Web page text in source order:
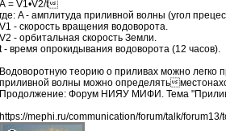
А = V1•V2/t
где: A - амплитуда приливной волны (угол
V1 - скорость вращения водоворота.
V2 - орбитальная скорость Земли.
t - время опрокидывания водоворота (12 часов).
Водоворотную теорию о приливах можно легко
приливной волны можно определять
Продолжение: Форум НИЯУ МИФИ. Тема
https://mephi.ru/communication/forum/talk/